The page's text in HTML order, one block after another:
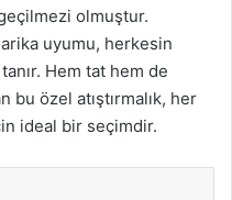
olmuştur.
uyumu, herkesin
Hem tat hem de
özel atıştırmalık, her
ideal bir seçimdir.